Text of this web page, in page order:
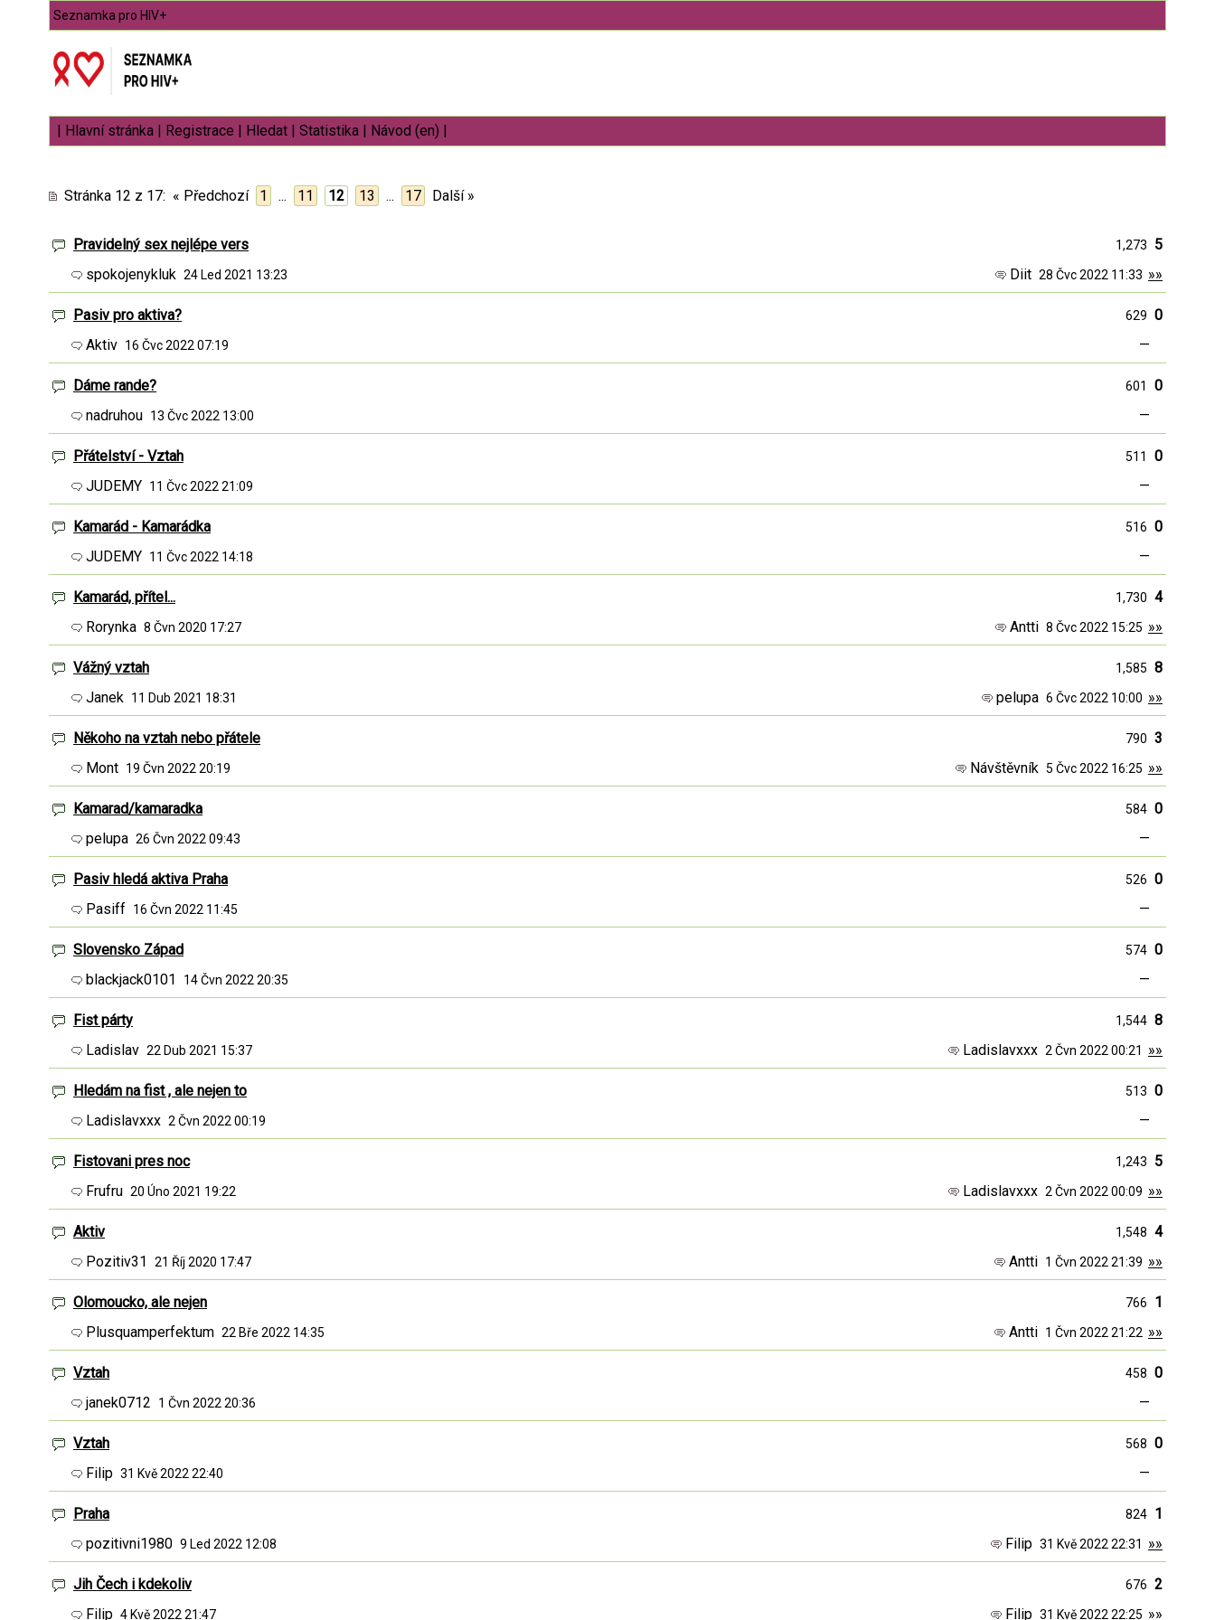
Seznamka pro HIV+
| Hlavní stránka | Registrace | Hledat | Statistika | Návod (en) |
Stránka 12 z 17: « Předchozí 1 ... 11 12 13 ... 17 Další »
Pravidelný sex nejlépe vers 1,273
5
spokojenykluk 24 Led 2021 13:23 Diit 28 Čvc 2022 11:33 »»
Pasiv pro aktiva? 629 0
Aktiv 16 Čvc 2022 07:19 —
Dáme rande? 601
0
nadruhou 13 Čvc 2022 13:00 —
Přátelství - Vztah 511
0
JUDEMY 11 Čvc 2022 21:09 —
Kamarád - Kamarádka 516 0
JUDEMY 11 Čvc 2022 14:18 —
Kamarád, přítel... 1,730 4
Rorynka 8 Čvn 2020 17:27 Antti 8 Čvc 2022 15:25 »»
Vážný vztah 1,585 8
Janek 11 Dub 2021 18:31 pelupa 6 Čvc 2022 10:00 »»
Někoho na vztah nebo přátele 790 3
Mont 19 Čvn 2022 20:19 Návštěvník 5 Čvc 2022 16:25 »»
Kamarad/kamaradka 584 0
pelupa 26 Čvn 2022 09:43 —
Pasiv hledá aktiva Praha 526 0
Pasiff 16 Čvn 2022 11:45 —
Slovensko Západ 574 0
blackjack0101
14 Čvn 2022 20:35 —
Fist párty 1,544 8
Ladislav 22 Dub 2021 15:37 Ladislavxxx 2 Čvn 2022 00:21 »»
Hledám na fist , ale nejen to 513 0
Ladislavxxx 2 Čvn 2022 00:19 —
Fistovani pres noc 1,243
5
Frufru 20 Úno 2021 19:22 Ladislavxxx 2 Čvn 2022 00:09 »»
Aktiv 1,548 4
Pozitiv31 21 Říj 2020 17:47 Antti 1 Čvn 2022 21:39 »»
Olomoucko, ale nejen 766
1
Plusquamperfektum 22 Bře 2022 14:35 Antti 1 Čvn 2022 21:22 »»
Vztah 458 0
janek0712
1 Čvn 2022 20:36 —
Vztah 568 0
Filip 31 Kvě 2022 22:40 —
Praha 824 1
pozitivni1980 9 Led 2022 12:08 Filip 31 Kvě 2022 22:31 »»
Jih Čech i kdekoliv 676 2
Filip 4 Kvě 2022 21:47 Filip 31 Kvě 2022 22:25 »»